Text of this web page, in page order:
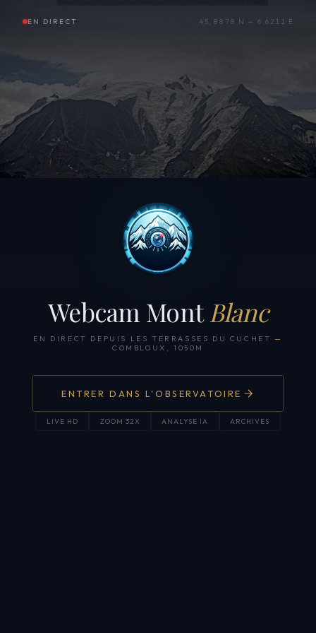
EN DIRECT 45.8878 N — 6.6211 E
Webcam Mont Blanc
EN DIRECT DEPUIS LES TERRASSES DU CUCHET —
COMBLOUX, 1050M
ENTRER DANS L'OBSERVATOIRE
LIVE HD ZOOM 32X ANALYSE IA ARCHIVES